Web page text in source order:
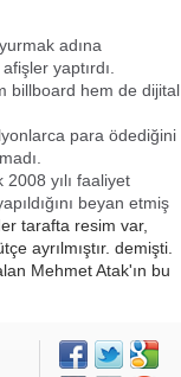
adına
yaptırdı.
billboard hem de dijital
para ödediğini
yılı faaliyet
beyan etmiş
tarafta resim var,
ayrılmıştır. demişti.
Mehmet Atak'ın bu